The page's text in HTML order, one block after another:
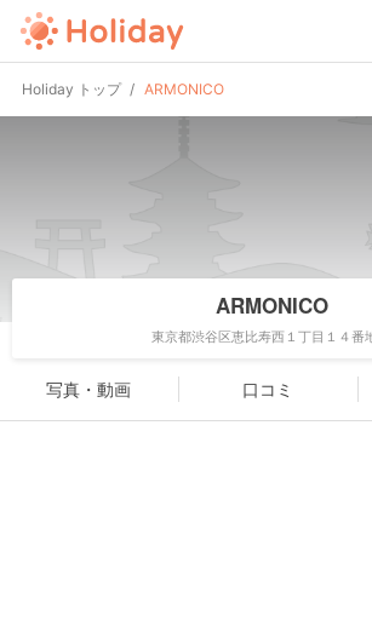
Holiday トップ ARMONICO
ARMONICO
東京都渋谷区恵比寿西１丁目１４番
写真・動画 口コミ